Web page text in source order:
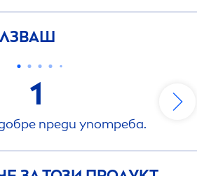
1
преди употреба.